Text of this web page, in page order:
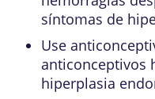
síntomas de
Use
anticonceptivos
hiperplasia